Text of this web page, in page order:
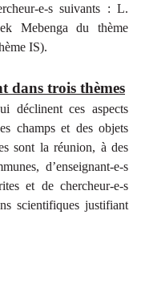
e-s suivants : L.
Mebenga du thème
IS).
dans trois thèmes
déclinent ces aspects
champs et des objets
sont la réunion, à des
d’enseignant-e-s
et de chercheur-e-s
scientifiques justifiant